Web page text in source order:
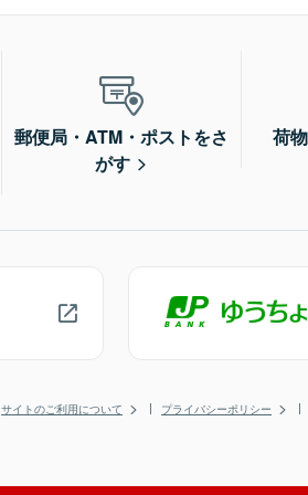
郵便局・ATM・ポストをさ
がす
荷
サイトのご利用について プライバシーポリシー